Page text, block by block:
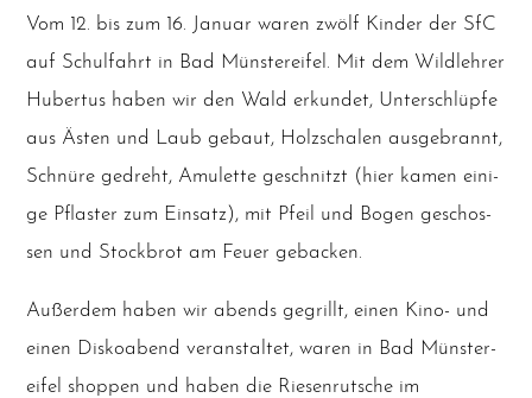
Vom 12. bis zum 16. Janu­ar waren zwölf Kin­der der SfC
auf Schul­fahrt in Bad Müns­ter­ei­fel. Mit dem Wild­leh­rer
Huber­tus haben wir den Wald erkun­det, Unter­schlüp­fe
aus Ästen und Laub gebaut, Holz­scha­len aus­ge­brannt,
Schnü­re gedreht, Amu­let­te geschnitzt (hier kamen eini­
ge Pflas­ter zum Ein­satz), mit Pfeil und Bogen geschos­
sen und Stock­brot am Feu­er gebacken.
Außer­dem haben wir abends gegrillt, einen Kino- und
einen Dis­ko­abend ver­an­stal­tet, waren in Bad Müns­ter­
ei­fel shop­pen und haben die Rie­sen­rut­sche im